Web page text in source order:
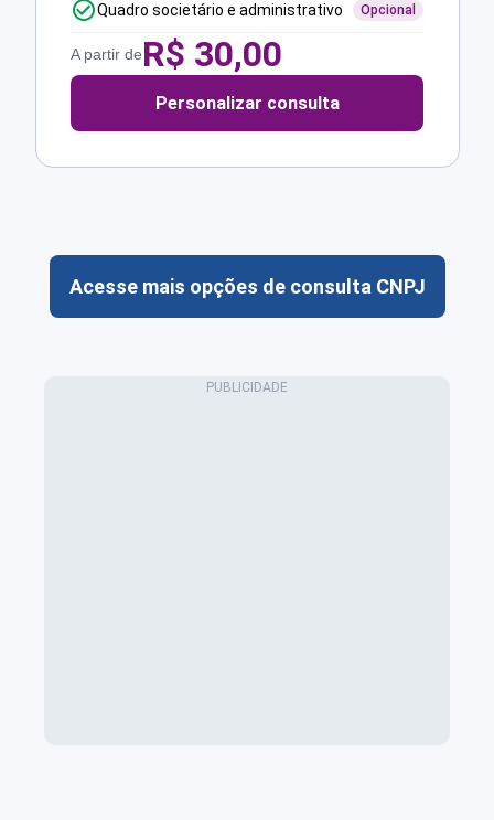
Quadro societário e administrativo Opcional
A partir deR$ 30,00
Personalizar consulta
Acesse mais opções de consulta CNPJ